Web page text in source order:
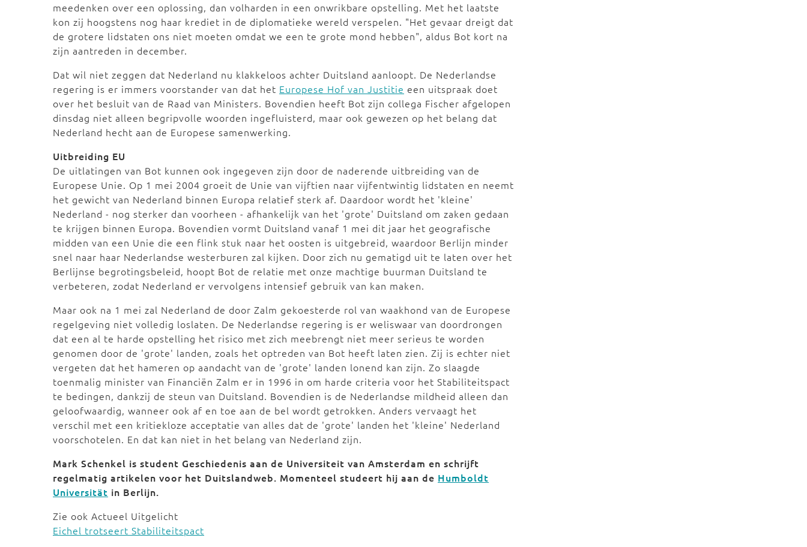
meedenken over een oplossing, dan volharden in een onwrikbare opstelling. Met het laatste
kon zij hoogstens nog haar krediet in de diplomatieke wereld verspelen. "Het gevaar dreigt dat
de grotere lidstaten ons niet moeten omdat we een te grote mond hebben", aldus Bot kort na
zijn aantreden in december.
Dat wil niet zeggen dat Nederland nu klakkeloos achter Duitsland aanloopt. De Nederlandse
regering is er immers voorstander van dat het Europese Hof van Justitie een uitspraak doet
over het besluit van de Raad van Ministers. Bovendien heeft Bot zijn collega Fischer afgelopen
dinsdag niet alleen begripvolle woorden ingefluisterd, maar ook gewezen op het belang dat
Nederland hecht aan de Europese samenwerking.
Uitbreiding EU
De uitlatingen van Bot kunnen ook ingegeven zijn door de naderende uitbreiding van de
Europese Unie. Op 1 mei 2004 groeit de Unie van vijftien naar vijfentwintig lidstaten en neemt
het gewicht van Nederland binnen Europa relatief sterk af. Daardoor wordt het 'kleine'
Nederland - nog sterker dan voorheen - afhankelijk van het 'grote' Duitsland om zaken gedaan
te krijgen binnen Europa. Bovendien vormt Duitsland vanaf 1 mei dit jaar het geografische
midden van een Unie die een flink stuk naar het oosten is uitgebreid, waardoor Berlijn minder
snel naar haar Nederlandse westerburen zal kijken. Door zich nu gematigd uit te laten over het
Berlijnse begrotingsbeleid, hoopt Bot de relatie met onze machtige buurman Duitsland te
verbeteren, zodat Nederland er vervolgens intensief gebruik van kan maken.
Maar ook na 1 mei zal Nederland de door Zalm gekoesterde rol van waakhond van de Europese
regelgeving niet volledig loslaten. De Nederlandse regering is er weliswaar van doordrongen
dat een al te harde opstelling het risico met zich meebrengt niet meer serieus te worden
genomen door de 'grote' landen, zoals het optreden van Bot heeft laten zien. Zij is echter niet
vergeten dat het hameren op aandacht van de 'grote' landen lonend kan zijn. Zo slaagde
toenmalig minister van Financiën Zalm er in 1996 in om harde criteria voor het Stabiliteitspact
te bedingen, dankzij de steun van Duitsland. Bovendien is de Nederlandse mildheid alleen dan
geloofwaardig, wanneer ook af en toe aan de bel wordt getrokken. Anders vervaagt het
verschil met een kritiekloze acceptatie van alles dat de 'grote' landen het 'kleine' Nederland
voorschotelen. En dat kan niet in het belang van Nederland zijn.
Mark Schenkel is student Geschiedenis aan de Universiteit van Amsterdam en schrijft
regelmatig artikelen voor het Duitslandweb. Momenteel studeert hij aan de Humboldt
Universität in Berlijn.
Zie ook Actueel Uitgelicht
Eichel trotseert Stabiliteitspact